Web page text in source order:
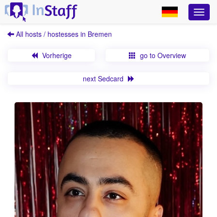
All hosts / hostesses in Bremen
Vorherige go to Overview
next Sedcard